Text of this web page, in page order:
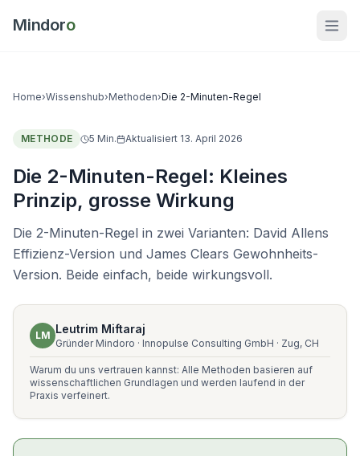
Mindoro
Home›Wissenshub›Methoden›Die 2-Minuten-Regel
METHODE 5 Min. Aktualisiert 13. April 2026
Die 2-Minuten-Regel: Kleines
Prinzip, grosse Wirkung
Die 2-Minuten-Regel in zwei Varianten: David Allens
Effizienz-Version und James Clears Gewohnheits-
Version. Beide einfach, beide wirkungsvoll.
LM Leutrim Miftaraj
Gründer Mindoro · Innopulse Consulting GmbH · Zug, CH
Warum du uns vertrauen kannst: Alle Methoden basieren auf
wissenschaftlichen Grundlagen und werden laufend in der
Praxis verfeinert.